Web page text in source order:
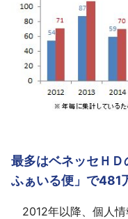
最多はベネッセＨ
ふぁいる便」で481
2012年以降、個人情